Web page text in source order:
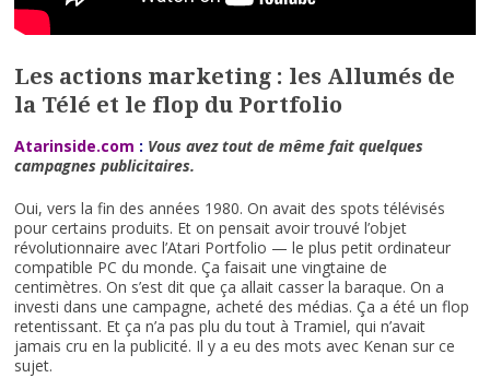
Les actions marketing : les Allumés de
la Télé et le flop du Portfolio
Atarinside.com : Vous avez tout de même fait quelques
campagnes publicitaires.
Oui, vers la fin des années 1980. On avait des spots télévisés
pour certains produits. Et on pensait avoir trouvé l’objet
révolutionnaire avec l’Atari Portfolio — le plus petit ordinateur
compatible PC du monde. Ça faisait une vingtaine de
centimètres. On s’est dit que ça allait casser la baraque. On a
investi dans une campagne, acheté des médias. Ça a été un flop
retentissant. Et ça n’a pas plu du tout à Tramiel, qui n’avait
jamais cru en la publicité. Il y a eu des mots avec Kenan sur ce
sujet.